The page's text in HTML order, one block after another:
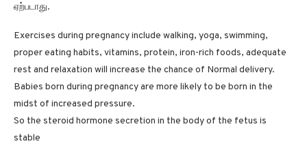
ஏற்படாது.
Exercises during pregnancy include walking, yoga, swimming,
proper eating habits, vitamins, protein, iron-rich foods, adequate
rest and relaxation will increase the chance of Normal delivery.
Babies born during pregnancy are more likely to be born in the
midst of increased pressure.
So the steroid hormone secretion in the body of the fetus is
stable